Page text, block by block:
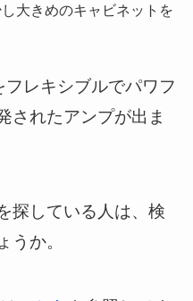
大きめのキャビネットを
レキシブルでパワフ
されたアンプが出ま
探している人は、検
うか。